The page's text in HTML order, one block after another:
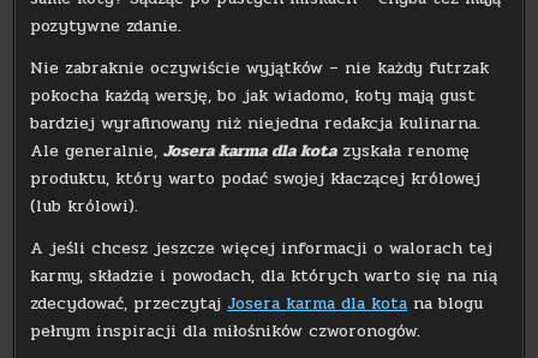
pozytywne zdanie.
Nie zabraknie oczywiście wyjątków – nie każdy futrzak
pokocha każdą wersję, bo jak wiadomo, koty mają gust
bardziej wyrafinowany niż niejedna redakcja kulinarna.
Ale generalnie,Josera karma dla kotazyskała renomę
produktu, który warto podać swojej kłaczącej królowej
(lub królowi).
A jeśli chcesz jeszcze więcej informacji o walorach tej
karmy, składzie i powodach, dla których warto się na nią
zdecydować, przeczytaj Josera karma dla kota na blogu
pełnym inspiracji dla miłośników czworonogów.